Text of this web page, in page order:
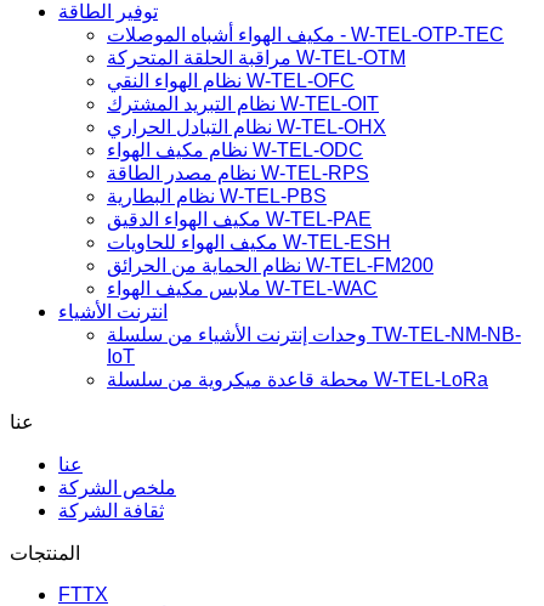
توفير الطاقة
مكيف الهواء أشباه الموصلات - W-TEL-OTP-TEC
مراقبة الحلقة المتحركة W-TEL-OTM
نظام الهواء النقي W-TEL-OFC
نظام التبريد المشترك W-TEL-OIT
نظام التبادل الحراري W-TEL-OHX
نظام مكيف الهواء W-TEL-ODC
نظام مصدر الطاقة W-TEL-RPS
نظام البطارية W-TEL-PBS
مكيف الهواء الدقيق W-TEL-PAE
مكيف الهواء للحاويات W-TEL-ESH
نظام الحماية من الحرائق W-TEL-FM200
ملابس مكيف الهواء W-TEL-WAC
انترنت الأشياء
وحدات إنترنت الأشياء من سلسلة TW-TEL-NM-NB-
IoT
محطة قاعدة ميكروية من سلسلة W-TEL-LoRa
عنا
عنا
ملخص الشركة
ثقافة الشركة
المنتجات
FTTX